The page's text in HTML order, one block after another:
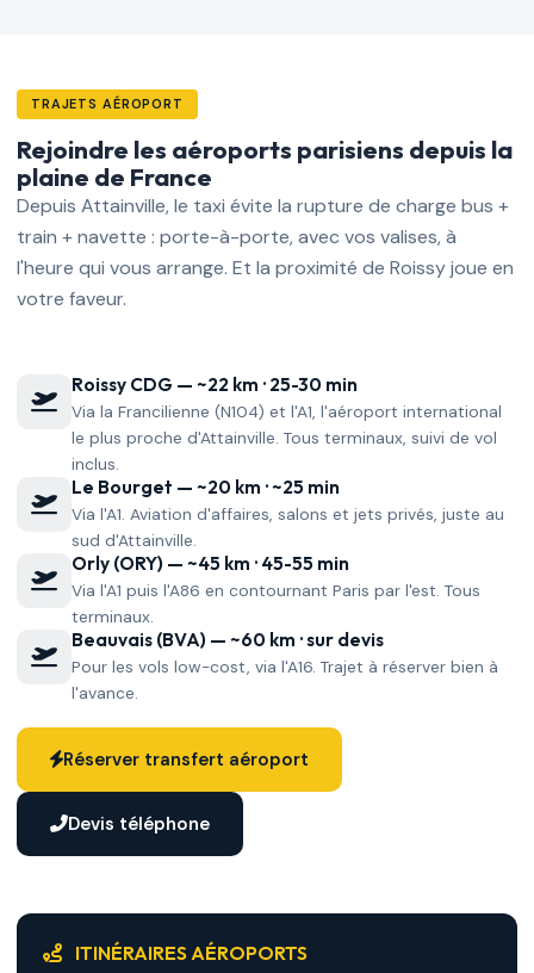
TRAJETS AÉROPORT
Rejoindre les aéroports parisiens depuis la
plaine de France
Depuis Attainville, le taxi évite la rupture de charge bus +
train + navette : porte-à-porte, avec vos valises, à
l'heure qui vous arrange. Et la proximité de Roissy joue en
votre faveur.
Roissy CDG — ~22 km · 25-30 min
Via la Francilienne (N104) et l'A1, l'aéroport international
le plus proche d'Attainville. Tous terminaux, suivi de vol
inclus.
Le Bourget — ~20 km · ~25 min
Via l'A1. Aviation d'affaires, salons et jets privés, juste au
sud d'Attainville.
Orly (ORY) — ~45 km · 45-55 min
Via l'A1 puis l'A86 en contournant Paris par l'est. Tous
terminaux.
Beauvais (BVA) — ~60 km · sur devis
Pour les vols low-cost, via l'A16. Trajet à réserver bien à
l'avance.
Réserver transfert aéroport
Devis téléphone
ITINÉRAIRES AÉROPORTS